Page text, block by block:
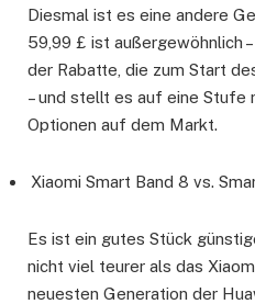
Diesmal ist es eine andere
59,99 £ ist außergewöhnlich
der Rabatte, die zum Start
– und stellt es auf eine Stufe
Optionen auf dem Markt.
Xiaomi Smart Band 8 vs.
Es ist ein gutes Stück
nicht viel teurer als das
neuesten Generation der